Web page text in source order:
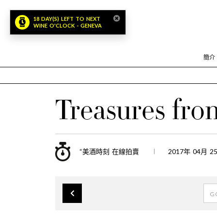
簡介
Treasures
“美酒時刻 在線拍賣 2017年 04月